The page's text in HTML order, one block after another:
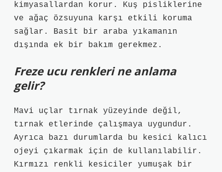
kimyasallardan korur. Kuş pisliklerine
ve ağaç özsuyuna karşı etkili koruma
sağlar. Basit bir araba yıkamanın
dışında ek bir bakım gerekmez.
Freze ucu renkleri ne anlama
gelir?
Mavi uçlar tırnak yüzeyinde değil,
tırnak etlerinde çalışmaya uygundur.
Ayrıca bazı durumlarda bu kesici kalıcı
ojeyi çıkarmak için de kullanılabilir.
Kırmızı renkli kesiciler yumuşak bir